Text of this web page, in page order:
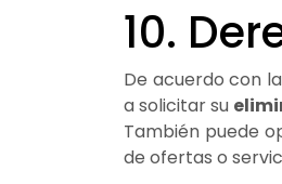
10.
De acuerdo con
a solicitar su
También puede
de ofertas o